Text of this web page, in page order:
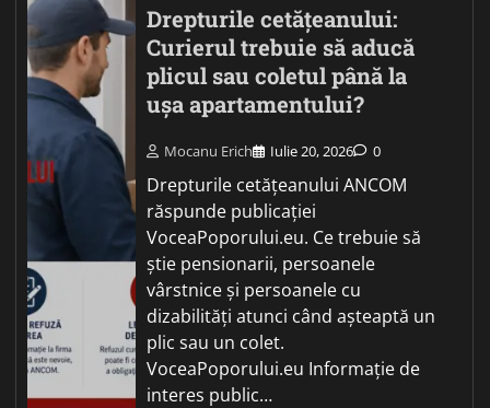
Drepturile cetățeanului:
Curierul trebuie să aducă
plicul sau coletul până la
ușa apartamentului?
Mocanu Erich Iulie 20, 2026 0
Drepturile cetățeanului ANCOM
răspunde publicației
VoceaPoporului.eu. Ce trebuie să
știe pensionarii, persoanele
vârstnice și persoanele cu
dizabilități atunci când așteaptă un
plic sau un colet.
VoceaPoporului.eu Informație de
interes public…